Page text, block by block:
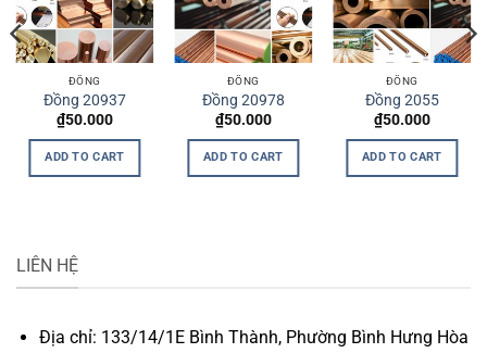
ĐỒNG
Đồng 20937
₫50.000
ADD TO CART
ĐỒNG
Đồng 20978
₫50.000
ADD TO CART
ĐỒNG
Đồng 2055
₫50.000
ADD TO CART
LIÊN HỆ
Địa chỉ: 133/14/1E Bình Thành, Phường Bình Hưng Hòa